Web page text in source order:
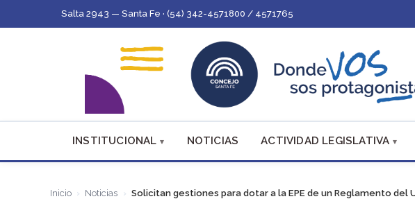
Salta 2943 — Santa Fe · (54) 342-4571800 / 4571765
INSTITUCIONAL NOTICIAS ACTIVIDAD LEGISLATIVA
Inicio Noticias Solicitan gestiones para dotar a la EPE de un Reglamento del